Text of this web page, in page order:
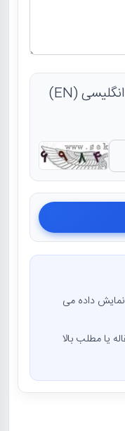
اعداد در تصویر با صفحه کلید انگلیسی (EN)
داده می
یا مطلب بالا